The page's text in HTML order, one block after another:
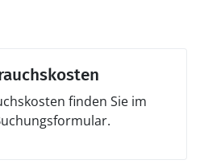
finden Sie im